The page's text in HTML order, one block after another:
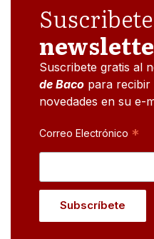
Suscribete gratis al
de Baco para
novedades en su e-
Correo Electrónico *